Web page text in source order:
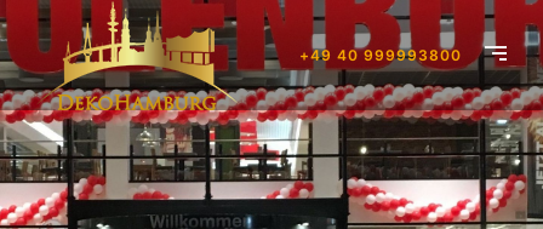
+49 40 999993800